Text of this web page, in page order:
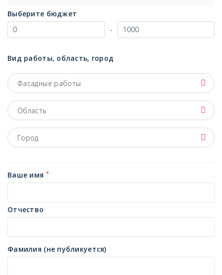
Выберите бюджет
-
Вид работы, область, город
Фасадные работы
Область
Город
Ваше имя *
Отчество
Фамилия (не публикуется)